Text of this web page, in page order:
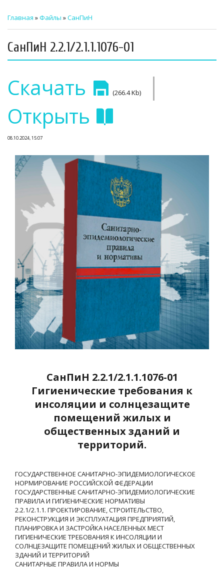
СТРОИТЕЛЬНЫЙ КОНТРОЛЬ
СТРОИТЕЛЬНЫЙ АУДИТ
НОРМАТИВНЫЕ ДОКУМЕНТЫ
РЕЕСТРЫ
Главная »Файлы »СанПиН
СанПиН 2.2.1/2.1.1.1076-01
Скачать (266.4 Kb) |
Открыть
08.10.2024, 15:07
СанПиН 2.2.1/2.1.1.1076-01
Гигиенические требования к
инсоляции и солнцезащите
помещений жилых и
общественных зданий и
территорий.
ГОСУДАРСТВЕННОЕ САНИТАРНО-ЭПИДЕМИОЛОГИЧЕСКОЕ
НОРМИРОВАНИЕ РОССИЙСКОЙ ФЕДЕРАЦИИ
ГОСУДАРСТВЕННЫЕ САНИТАРНО-ЭПИДЕМИОЛОГИЧЕСКИЕ
ПРАВИЛА И ГИГИЕНИЧЕСКИЕ НОРМАТИВЫ
2.2.1/2.1.1. ПРОЕКТИРОВАНИЕ, СТРОИТЕЛЬСТВО,
РЕКОНСТРУКЦИЯ И ЭКСПЛУАТАЦИЯ ПРЕДПРИЯТИЙ,
ПЛАНИРОВКА И ЗАСТРОЙКА НАСЕЛЕННЫХ МЕСТ
ГИГИЕНИЧЕСКИЕ ТРЕБОВАНИЯ К ИНСОЛЯЦИИ И
СОЛНЦЕЗАЩИТЕ ПОМЕЩЕНИЙ ЖИЛЫХ И ОБЩЕСТВЕННЫХ
ЗДАНИЙ И ТЕРРИТОРИЙ
САНИТАРНЫЕ ПРАВИЛА И НОРМЫ